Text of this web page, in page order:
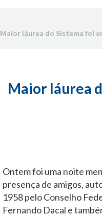
Maior láurea do Sistema foi
Maior láurea
Ontem foi uma noite
presença de amigos,
1958 pelo Conselho
Fernando Dacal e